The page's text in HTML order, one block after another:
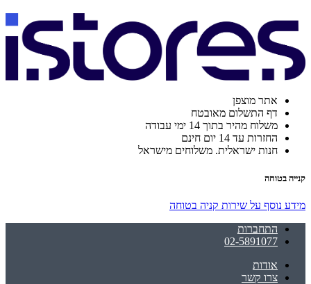
אתר מוצפן
דף התשלום מאובטח
משלוח מהיר בתוך 14 ימי עבודה
החזרות עד 14 יום חינם
חנות ישראלית. משלוחים מישראל
קנייה בטוחה
מידע נוסף על שירות קניה בטוחה
התחברות
02-5891077
אודות
צרו קשר